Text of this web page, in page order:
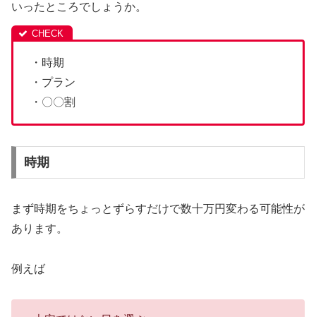
いったところでしょうか。
・時期
・プラン
・〇〇割
時期
まず時期をちょっとずらすだけで数十万円変わる可能性が
あります。
例えば